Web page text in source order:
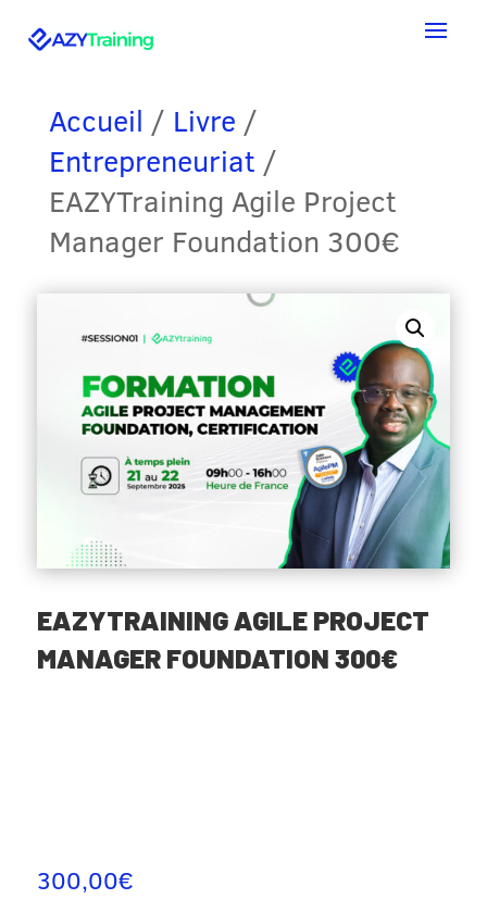
Accueil / Livre /
Entrepreneuriat /
EAZYTraining Agile Project
Manager Foundation 300€
EAZYTRAINING AGILE PROJECT
MANAGER FOUNDATION 300€
300,00€